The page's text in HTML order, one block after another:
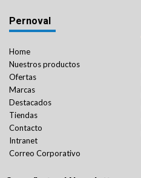
Pernoval
Home
Nuestros productos
Ofertas
Marcas
Destacados
Tiendas
Contacto
Intranet
Correo Corporativo